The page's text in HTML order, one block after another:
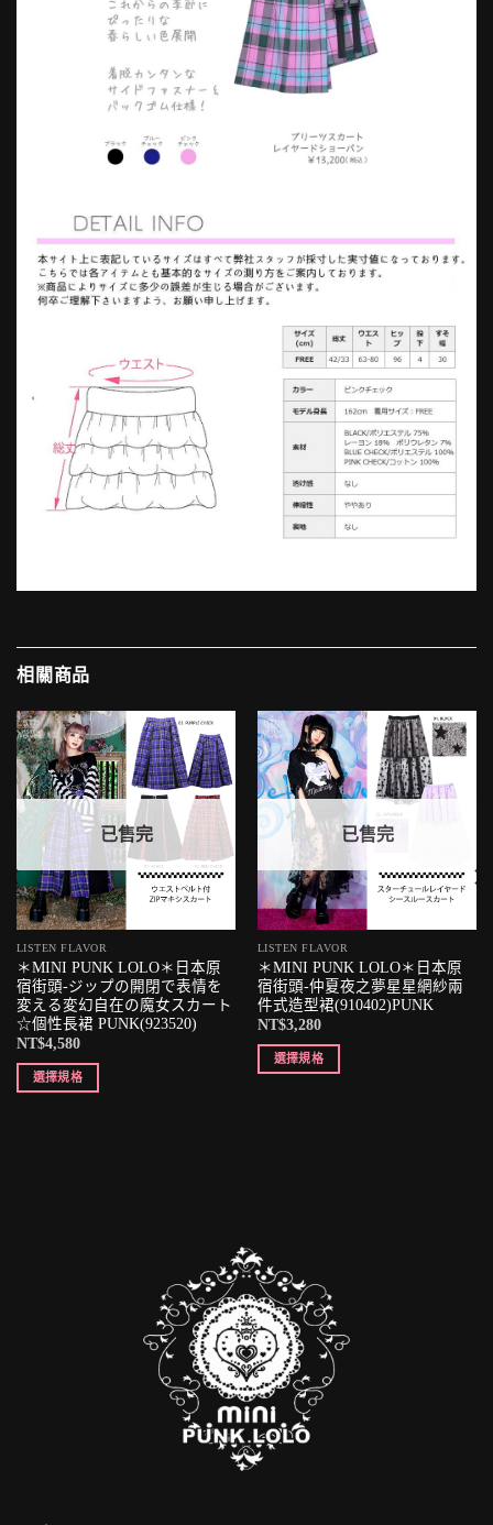
相關商品
已售完
LISTEN FLAVOR
＊MINI PUNK LOLO＊日本原
宿街頭-ジップの開閉で表情を
変える変幻自在の魔女スカート
☆個性長裙 PUNK(923520)
NT$4,580
選擇規格
已售完
LISTEN FLAVOR
＊MINI PUNK LOLO＊日本原
宿街頭-仲夏夜之夢星星網紗兩
件式造型裙(910402)PUNK
NT$3,280
選擇規格